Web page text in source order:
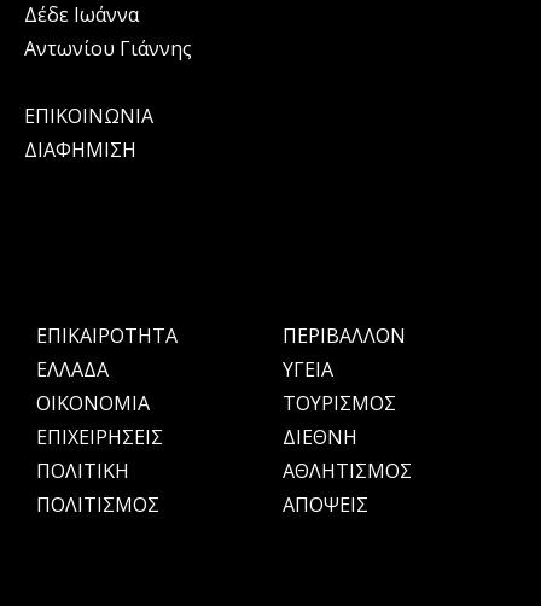
Δέδε Ιωάννα
Αντωνίου Γιάννης
ΕΠΙΚΟΙΝΩΝΙΑ
ΔΙΑΦΗΜΙΣΗ
ΕΠΙΚΑΙΡΟΤΗΤΑ
ΕΛΛΑΔΑ
OIKONOMIA
ΕΠΙΧΕΙΡΗΣΕΙΣ
ΠΟΛΙΤΙΚΗ
ΠΟΛΙΤΙΣΜΟΣ
ΠΕΡΙΒΑΛΛΟΝ
ΥΓΕΙΑ
ΤΟΥΡΙΣΜΟΣ
ΔΙΕΘΝΗ
ΑΘΛΗΤΙΣΜΟΣ
ΑΠΟΨΕΙΣ